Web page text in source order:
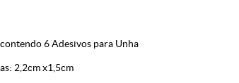
6 Adesivos para Unha
2,2cm x1,5cm